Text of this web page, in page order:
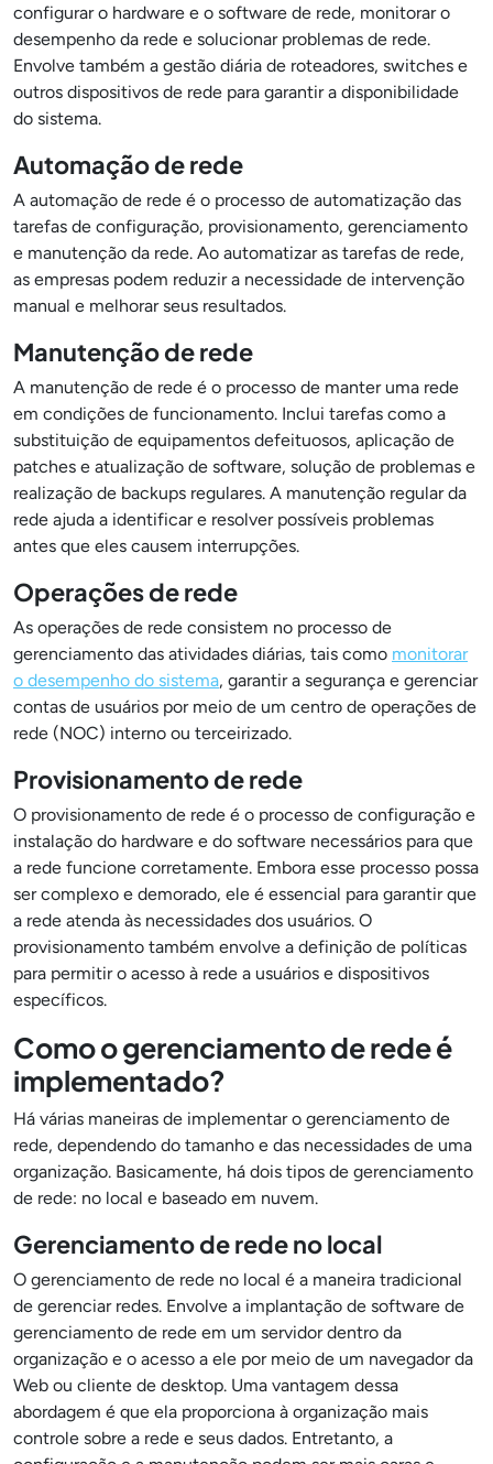
configurar o hardware e o software de rede, monitorar o
desempenho da rede e solucionar problemas de rede.
Envolve também a gestão diária de roteadores, switches e
outros dispositivos de rede para garantir a disponibilidade
do sistema.
Automação de rede
A automação de rede é o processo de automatização das
tarefas de configuração, provisionamento, gerenciamento
e manutenção da rede. Ao automatizar as tarefas de rede,
as empresas podem reduzir a necessidade de intervenção
manual e melhorar seus resultados.
Manutenção de rede
A manutenção de rede é o processo de manter uma rede
em condições de funcionamento. Inclui tarefas como a
substituição de equipamentos defeituosos, aplicação de
patches e atualização de software, solução de problemas e
realização de backups regulares. A manutenção regular da
rede ajuda a identificar e resolver possíveis problemas
antes que eles causem interrupções.
Operações de rede
As operações de rede consistem no processo de
gerenciamento das atividades diárias, tais como monitorar
o desempenho do sistema, garantir a segurança e gerenciar
contas de usuários por meio de um centro de operações de
rede (NOC) interno ou terceirizado.
Provisionamento de rede
O provisionamento de rede é o processo de configuração e
instalação do hardware e do software necessários para que
a rede funcione corretamente. Embora esse processo possa
ser complexo e demorado, ele é essencial para garantir que
a rede atenda às necessidades dos usuários. O
provisionamento também envolve a definição de políticas
para permitir o acesso à rede a usuários e dispositivos
específicos.
Como o gerenciamento de rede é
implementado?
Há várias maneiras de implementar o gerenciamento de
rede, dependendo do tamanho e das necessidades de uma
organização. Basicamente, há dois tipos de gerenciamento
de rede: no local e baseado em nuvem.
Gerenciamento de rede no local
O gerenciamento de rede no local é a maneira tradicional
de gerenciar redes. Envolve a implantação de software de
gerenciamento de rede em um servidor dentro da
organização e o acesso a ele por meio de um navegador da
Web ou cliente de desktop. Uma vantagem dessa
abordagem é que ela proporciona à organização mais
controle sobre a rede e seus dados. Entretanto, a